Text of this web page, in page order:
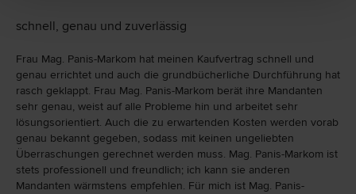
schnell, genau und zuverlässig
Frau Mag. Panis-Markom hat meinen Kaufvertrag schnell und
genau errichtet und auch die grundbücherliche Durchführung hat
rasch geklappt. Frau Mag. Panis-Markom berät ihre Mandanten
sehr genau, weist auf alle Probleme hin und arbeitet sehr
lösungsorientiert. Auch die zu erwartenden Kosten werden vorab
genau bekannt gegeben, sodass mit keinen ungeliebten
Überraschungen gerechnet werden muss. Mag. Panis-Markom ist
stets professionell und freundlich; ich kann sie anderen
Mandanten wärmstens empfehlen. Für mich ist Mag. Panis-